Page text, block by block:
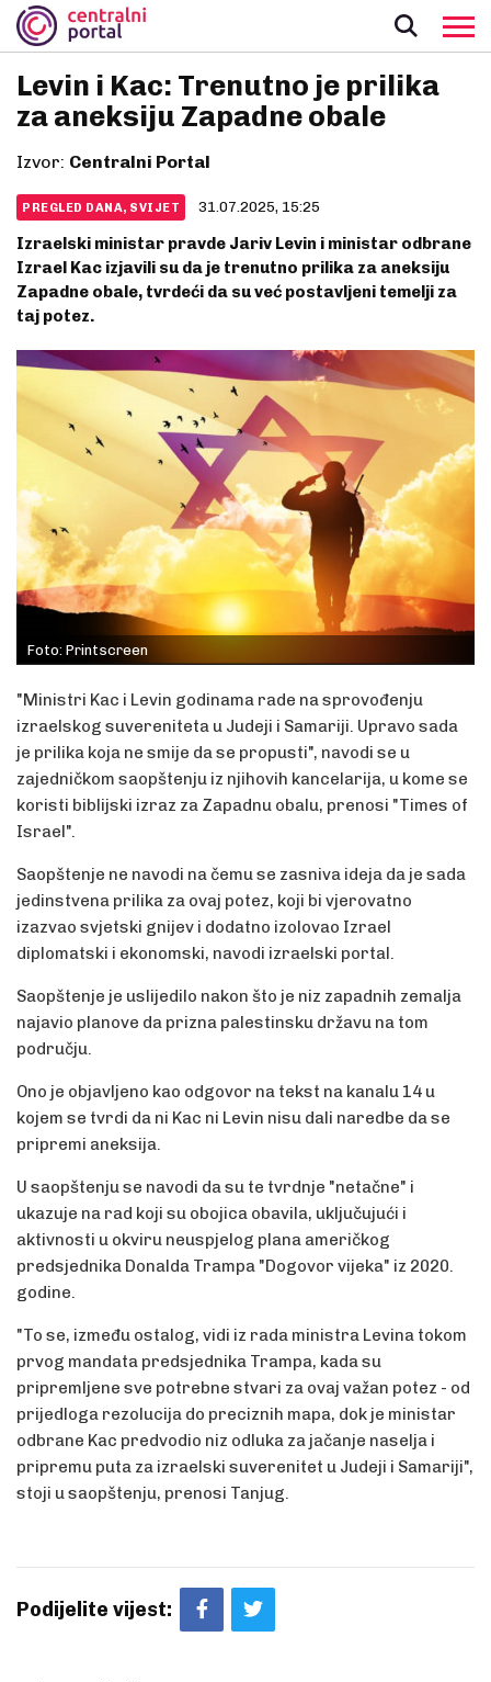
Levin i Kac: Trenutno je prilika
za aneksiju Zapadne obale
Izvor: Centralni Portal
PREGLED DANA, SVIJET 31.07.2025, 15:25
Izraelski ministar pravde Jariv Levin i ministar odbrane
Izrael Kac izjavili su da je trenutno prilika za aneksiju
Zapadne obale, tvrdeći da su već postavljeni temelji za
taj potez.
Foto: Printscreen
"Ministri Kac i Levin godinama rade na sprovođenju
izraelskog suvereniteta u Judeji i Samariji. Upravo sada
je prilika koja ne smije da se propusti", navodi se u
zajedničkom saopštenju iz njihovih kancelarija, u kome se
koristi biblijski izraz za Zapadnu obalu, prenosi "Times of
Israel".
Saopštenje ne navodi na čemu se zasniva ideja da je sada
jedinstvena prilika za ovaj potez, koji bi vjerovatno
izazvao svjetski gnijev i dodatno izolovao Izrael
diplomatski i ekonomski, navodi izraelski portal.
Saopštenje je uslijedilo nakon što je niz zapadnih zemalja
najavio planove da prizna palestinsku državu na tom
području.
Ono je objavljeno kao odgovor na tekst na kanalu 14 u
kojem se tvrdi da ni Kac ni Levin nisu dali naredbe da se
pripremi aneksija.
U saopštenju se navodi da su te tvrdnje "netačne" i
ukazuje na rad koji su obojica obavila, uključujući i
aktivnosti u okviru neuspjelog plana američkog
predsjednika Donalda Trampa "Dogovor vijeka" iz 2020.
godine.
"To se, između ostalog, vidi iz rada ministra Levina tokom
prvog mandata predsjednika Trampa, kada su
pripremljene sve potrebne stvari za ovaj važan potez - od
prijedloga rezolucija do preciznih mapa, dok je ministar
odbrane Kac predvodio niz odluka za jačanje naselja i
pripremu puta za izraelski suverenitet u Judeji i Samariji",
stoji u saopštenju, prenosi Tanjug.
Podijelite vijest: